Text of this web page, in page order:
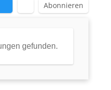
Abonnieren
gefunden.